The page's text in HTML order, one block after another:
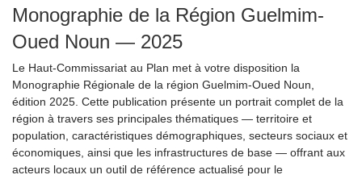
Monographie de la Région Guelmim-
Oued Noun — 2025
Le Haut-Commissariat au Plan met à votre disposition la
Monographie Régionale de la région Guelmim-Oued Noun,
édition 2025. Cette publication présente un portrait complet de la
région à travers ses principales thématiques — territoire et
population, caractéristiques démographiques, secteurs sociaux et
économiques, ainsi que les infrastructures de base — offrant aux
acteurs locaux un outil de référence actualisé pour le